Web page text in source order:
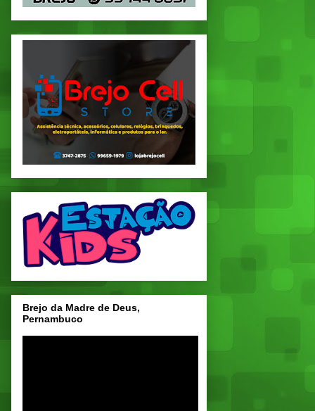
Brejo da Madre de Deus,
Pernambuco